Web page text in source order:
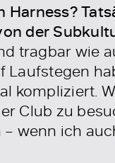
Harness?
der
tragbar wie
Laufstegen
kompliziert.
Club zu
wenn ich